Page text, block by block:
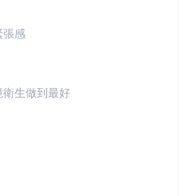
張感
生做到最好